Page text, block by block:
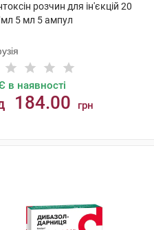
розчин для ін'єкцій 20
5 мл 5 ампул
в наявності
184.00 грн